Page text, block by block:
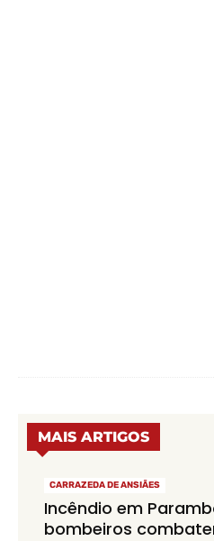
MAIS ARTIGOS
CARRAZEDA DE ANSIÃES
Incêndio em
bombeiros